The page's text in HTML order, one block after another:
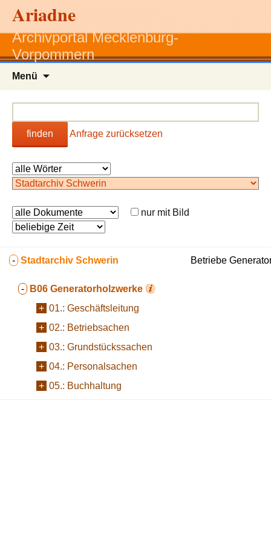
Ariadne
Archivportal Mecklenburg-
Vorpommern
Menü
finden Anfrage zurücksetzen
nur mit Bild
- Stadtarchiv Schwerin
- B06 Generatorholzwerke
+ 01.: Geschäftsleitung
+ 02.: Betriebsachen
+ 03.: Grundstückssachen
+ 04.: Personalsachen
+ 05.: Buchhaltung
Betriebe